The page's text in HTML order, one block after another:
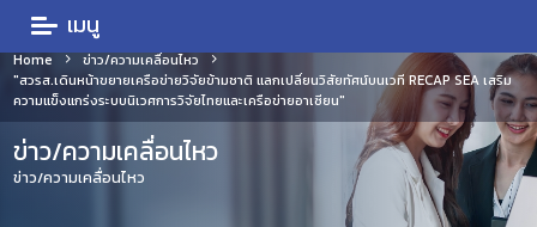
เมนู
Home
ข่าว/ความเคลื่อนไหว
"สวรส.เดินหน้าขยายเครือข่ายวิจัยข้ามชาติ แลกเปลี่ยนวิสัยทัศน์บนเวที RECAP SEA เสริม
ความแข็งแกร่งระบบนิเวศการวิจัยไทยและเครือข่ายอาเซียน"
ข่าว/ความเคลื่อนไหว
ข่าว/ความเคลื่อนไหว